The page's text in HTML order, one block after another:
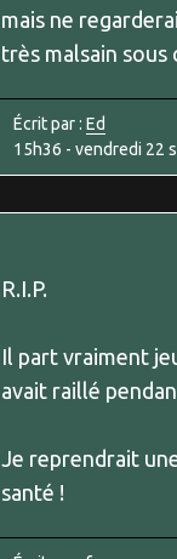
mais ne
très malsain sous
Écrit par : Ed
15h36 - vendredi 22
R.I.P.
Il part vraiment
avait raillé
Je reprendrait
santé !